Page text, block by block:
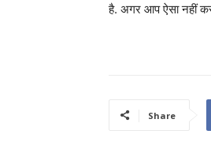
है. अगर आप ऐसा नहीं
Share